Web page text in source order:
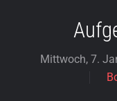
Mittwoch, 7.